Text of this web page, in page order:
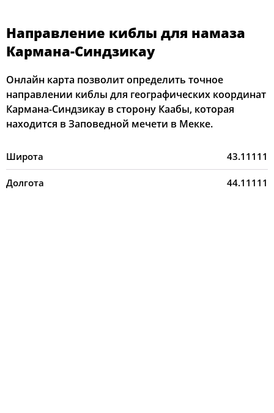
Направление киблы для намаза
Кармана-Синдзикау
Онлайн карта позволит определить точное
направлении киблы для географических координат
Кармана-Синдзикау в сторону Каабы, которая
находится в Заповедной мечети в Мекке.
Широта 43.11111
Долгота 44.11111